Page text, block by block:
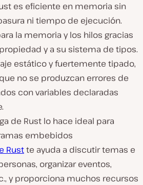
es eficiente en memoria sin
ni tiempo de ejecución.
la memoria y los hilos gracias
y a su sistema de tipos.
estático y fuertemente tipado,
no se produzcan errores de
con variables declaradas
de Rust lo hace ideal para
embebidos
Rustte ayuda a discutir temas e
organizar eventos,
y proporciona muchos recursos